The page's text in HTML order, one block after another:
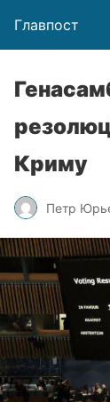
Главпост
Криму
Петр